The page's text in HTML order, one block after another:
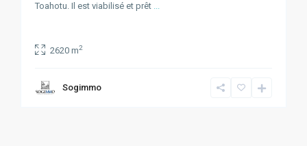
Toahotu. Il est viabilisé et prêt ...
2620 m2
Sogimmo